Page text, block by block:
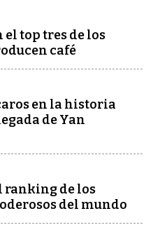
el top tres de los
café
en la historia
de Yan
ranking de los
del mundo